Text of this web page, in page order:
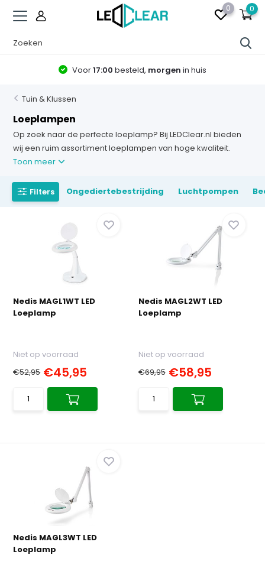
0 0
Voor17:00 besteld, morgen in huis
Tuin & Klussen
Loeplampen
Op zoek naar de perfecte loeplamp? Bij LEDClear.nl bieden
wij een ruim assortiment loeplampen van hoge kwaliteit.
Toon meer
Filters Ongediertebestrijding Luchtpompen
Nedis MAGL1WT LED
Loeplamp
Niet op voorraad
€52,95 €45,95
Nedis MAGL2WT LED
Loeplamp
Niet op voorraad
€69,95 €58,95
Nedis MAGL3WT LED
Loeplamp